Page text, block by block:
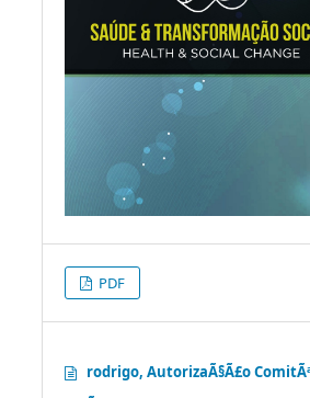
PDF
rodrigo, AutorizaÃ§Ã£o